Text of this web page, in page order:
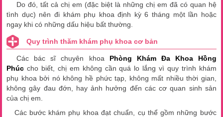
Do đó, tất cả chị em (đặc biệt là những chị em đã có quan hệ
tình dục) nên đi khám phụ khoa định kỳ 6 tháng một lần hoặc
ngay khi có những dấu hiệu bất thường.
Quy trình thăm khám phụ khoa cơ bản
Các bác sĩ chuyên khoa Phòng Khám Đa Khoa Hồng
Phúc cho biết, chị em không cần quá lo lắng vì quy trình khám
phụ khoa bởi nó không hề phức tạp, không mất nhiều thời gian,
không gây đau đớn, hay ảnh hưởng đến các cơ quan sinh sản
của chị em.
Các bước khám phụ khoa đạt chuẩn, cụ thể gồm những bước